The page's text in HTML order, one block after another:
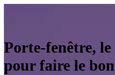
Porte-fenêtre,
pour faire le